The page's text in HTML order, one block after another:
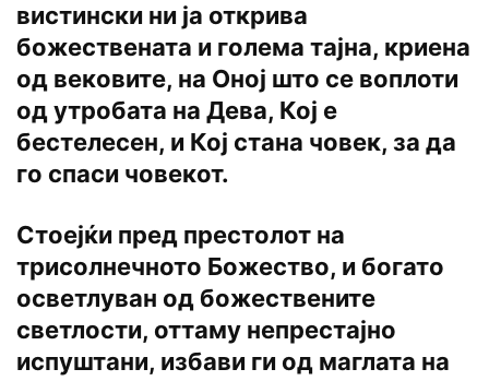
вистински ни ја открива
божествената и голема тајна, криена
од вековите, на Оној што се воплоти
од утробата на Дева, Кој е
бестелесен, и Кој стана човек, за да
го спаси човекот.
Стоејќи пред престолот на
трисолнечното Божество, и богато
осветлуван од божествените
светлости, оттаму непрестајно
испуштани, избави ги од маглата на